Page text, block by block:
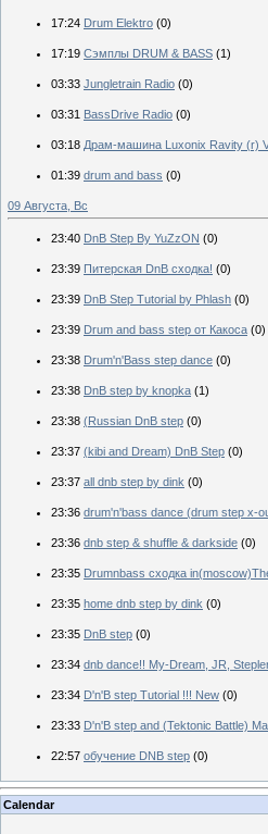
17:24 Drum Elektro (0)
17:19 Сэмплы DRUM & BASS (1)
03:33 Jungletrain Radio (0)
03:31 BassDrive Radio (0)
03:18 Драм-машина Luxonix Ravity (r)
01:39 drum and bass (0)
09 Августа, Вс
23:40 DnB Step By YuZzON (0)
23:39 Питерская DnB сходка! (0)
23:39 DnB Step Tutorial by Phlash (0)
23:39 Drum and bass step от Какоса (0)
23:38 Drum'n'Bass step dance (0)
23:38 DnB step by knopka (1)
23:38 (Russian DnB step (0)
23:37 (kibi and Dream) DnB Step (0)
23:37 all dnb step by dink (0)
23:36 drum'n'bass dance (drum step x-
23:36 dnb step & shuffle & darkside (0)
23:35 Drumnbass сходка
23:35 home dnb step by dink (0)
23:35 DnB step (0)
23:34 dnb dance!! My-Dream, JR,
23:34 D'n'B step Tutorial !!! New (0)
23:33 D'n'B step and (Tektonic Battle)
22:57 обучение DNB step (0)
Calendar